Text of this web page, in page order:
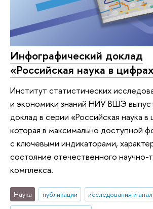
Инфографический доклад
«Российская наука в
Институт статистических
и экономики знаний НИУ ВШЭ
доклад в серии «Российская наука в
которая в максимально доступной
с ключевыми индикаторами,
состояние отечественного научно-
комплекса.
Наука публикации
исследования и